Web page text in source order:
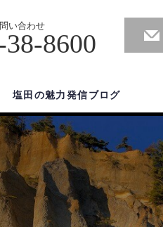
い合わせ
38-8600
塩田の魅力発信ブログ